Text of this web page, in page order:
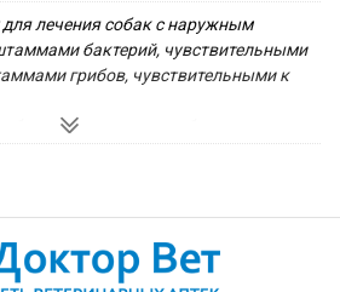
лечения собак с наружным
бактерий, чувствительными
грибов, чувствительными к
с препаратом необходимо
проводят механическую
слуховой проход. Далее снимают
сам тюбик в вертикальном